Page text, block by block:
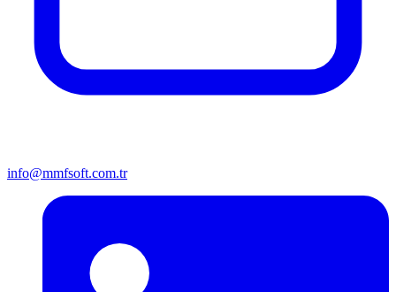
info@mmfsoft.com.tr